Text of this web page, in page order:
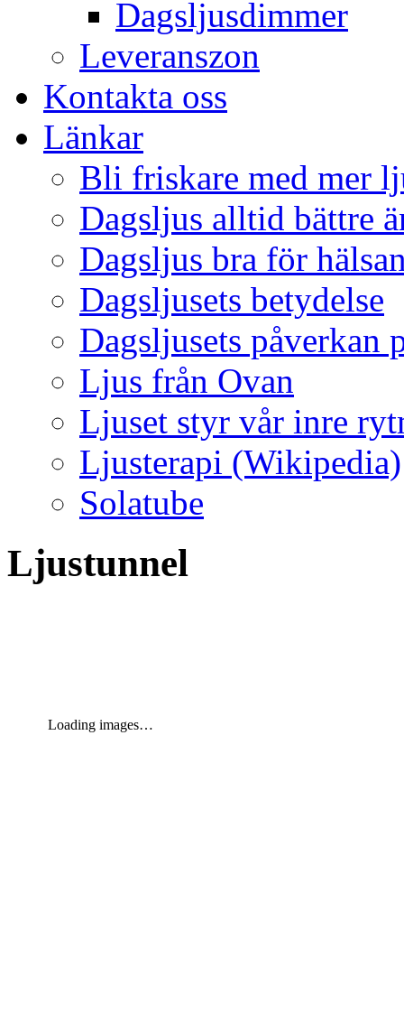
Dagsljusdimmer
Leveranszon
Kontakta oss
Länkar
Bli friskare med mer
Dagsljus alltid bättre
Dagsljus bra för
Dagsljusets betydelse
Dagsljusets påverkan
Ljus från Ovan
Ljuset styr vår inre
Ljusterapi (Wikipedia)
Solatube
Ljustunnel
Loading images…